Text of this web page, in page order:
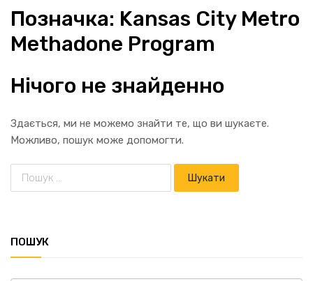
Позначка: Kansas City Metro
Methadone Program
Нічого не знайденно
Здається, ми не можемо знайти те, що ви шукаєте.
Можливо, пошук може допомогти.
ПОШУК